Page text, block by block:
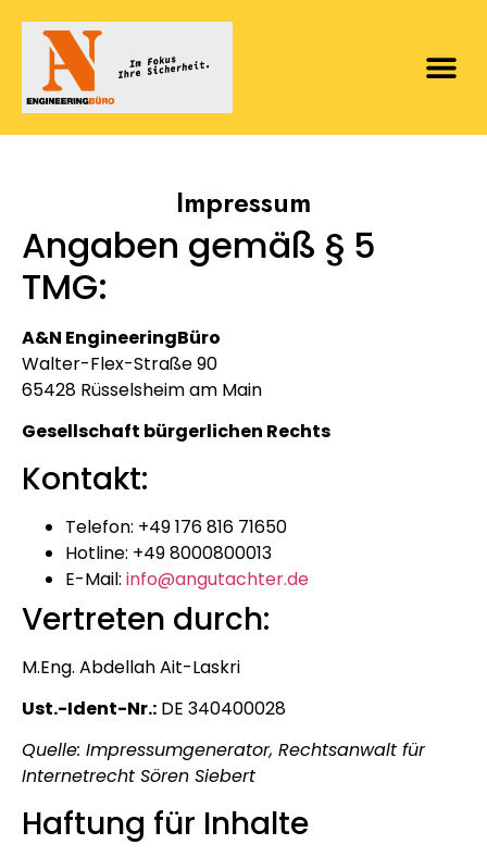
Impressum
Angaben gemäß § 5
TMG:
A&N EngineeringBüro
Walter-Flex-Straße 90
65428 Rüsselsheim am Main
Gesellschaft bürgerlichen Rechts
Kontakt:
Telefon: +49 176 816 71650
Hotline: +49 8000800013
E-Mail: info@angutachter.de
Vertreten durch:
M.Eng. Abdellah Ait-Laskri
Ust.-Ident-Nr.: DE 340400028
Quelle: Impressumgenerator, Rechtsanwalt für
Internetrecht Sören Siebert
Haftung für Inhalte